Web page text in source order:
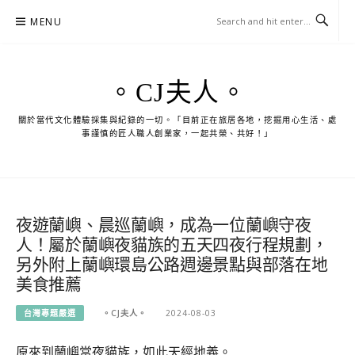
MENU
。CJ夫人。
關於當代文化體驗採集與紀錄的一切。「目前正在旅居各地，挖掘用心生活、處
事謹慎的匠人職人創業家，一起共榮、共好！」
夜遊蘭嶼、晨巡蘭嶼，成為一位蘭嶼守夜
人！屬於蘭嶼夜貓族的五天四夜行程規劃，
另外附上蘭嶼環島公路週邊景點與部落在地
美食推薦
台灣專題嚴選 。CJ夫人。 2024-08-03